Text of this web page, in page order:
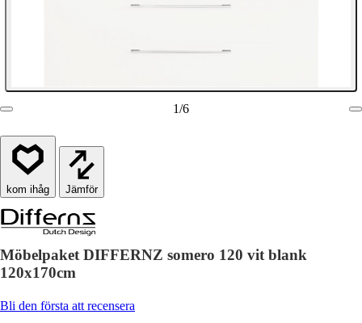
1/6
Jämför
Möbelpaket DIFFERNZ somero 120 vit blank
120x170cm
Bli den första att recensera